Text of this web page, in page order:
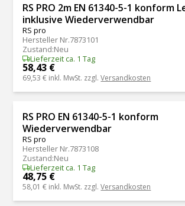
RS PRO 2m EN 61340-5-1 konform
inklusive Wiederverwendbar
RS pro
Hersteller Nr.7873101
Zustand:Neu
Lieferzeit ca. 1 Tag
58,43 €
69,53 € inkl. MwSt. zzgl.Versandkosten
RS PRO EN 61340-5-1 konform
Wiederverwendbar
RS pro
Hersteller Nr.7873108
Zustand:Neu
Lieferzeit ca. 1 Tag
48,75 €
58,01 € inkl. MwSt. zzgl.Versandkosten